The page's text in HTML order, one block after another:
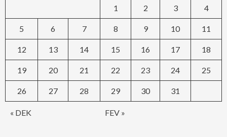
« DEK FEV »
1 2 3 4
5 6 7 8 9 10 11
12 13 14 15 16 17 18
19 20 21 22 23 24 25
26 27 28 29 30 31